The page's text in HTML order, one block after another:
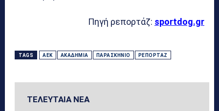
Πηγή ρεπορτάζ: sportdog.gr
TAGS ΑΕΚ ΑΚΑΔΗΜΊΑ ΠΑΡΑΣΚΉΝΙΟ ΡΕΠΟΡΤΆΖ
ΤΕΛΕΥΤΑΙΑ ΝΕΑ